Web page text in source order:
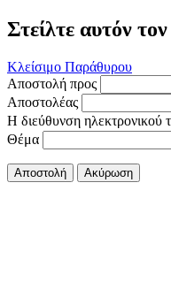
Στείλτε αυτόν
Κλείσιμο Παράθυρου
Αποστολή προς
Αποστολέας
Η διεύθυνση ηλεκτρονικού
Θέμα
Αποστολή Ακύρωση